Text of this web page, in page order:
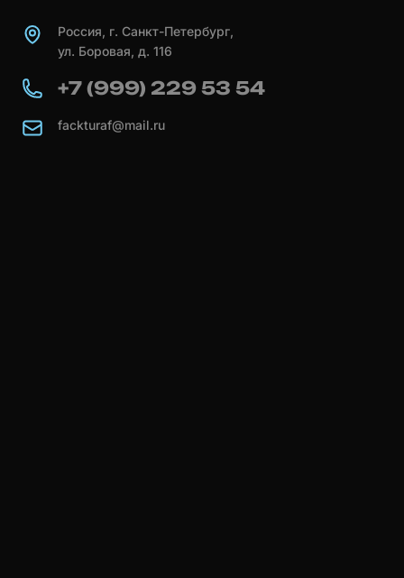
Россия, г. Санкт-Петербург,
ул. Боровая, д. 116
+7 (999) 229 53 54
fackturaf@mail.ru